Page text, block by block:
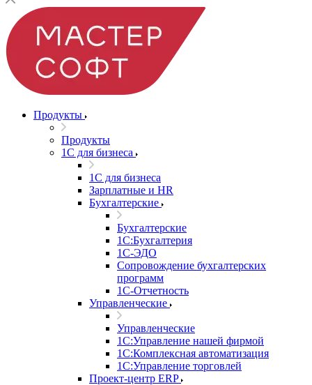
Продукты
Продукты
1С для бизнеса
1С для бизнеса
Зарплатные и HR
Бухгалтерские
Бухгалтерские
1С:Бухгалтерия
1С-ЭДО
Сопровождение бухгалтерских
программ
1С-Отчетность
Управленческие
Управленческие
1С:Управление нашей фирмой
1С:Комплексная автоматизация
1С:Управление торговлей
Проект-центр ERP